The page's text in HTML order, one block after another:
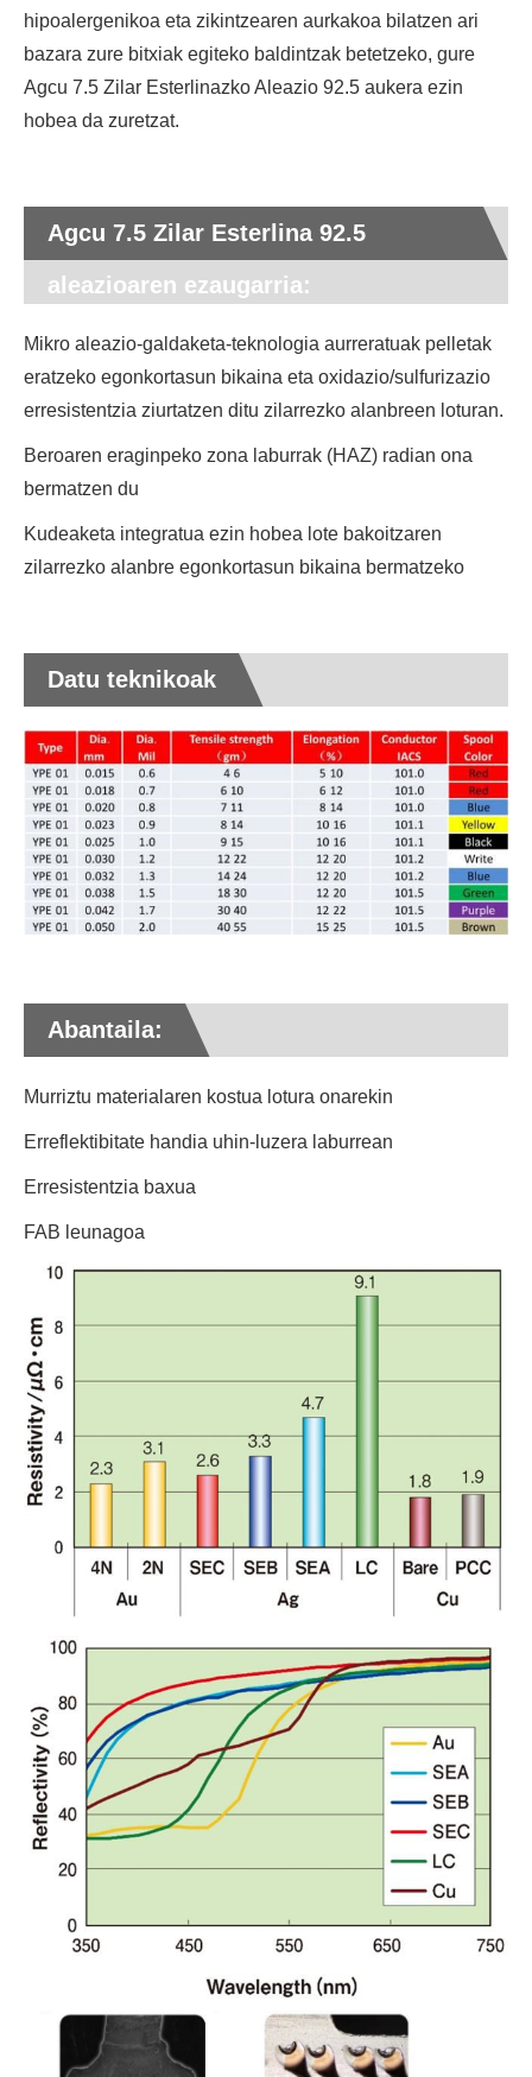
hipoalergenikoa eta zikintzearen aurkakoa bilatzen ari
bazara zure bitxiak egiteko baldintzak betetzeko, gure
Agcu 7.5 Zilar Esterlinazko Aleazio 92.5 aukera ezin
hobea da zuretzat.
Agcu 7.5 Zilar Esterlina 92.5
aleazioaren ezaugarria:
Mikro aleazio-galdaketa-teknologia aurreratuak pelletak
eratzeko egonkortasun bikaina eta oxidazio/sulfurizazio
erresistentzia ziurtatzen ditu zilarrezko alanbreen loturan.
Beroaren eraginpeko zona laburrak (HAZ) radian ona
bermatzen du
Kudeaketa integratua ezin hobea lote bakoitzaren
zilarrezko alanbre egonkortasun bikaina bermatzeko
Datu teknikoak
Abantaila:
Murriztu materialaren kostua lotura onarekin
Erreflektibitate handia uhin-luzera laburrean
Erresistentzia baxua
FAB leunagoa